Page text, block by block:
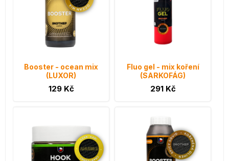
Booster - ocean mix
(LUXOR)
129 Kč
Fluo gel - mix koření
(SARKOFÁG)
291 Kč